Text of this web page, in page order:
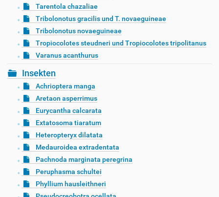
Tarentola chazaliae
Tribolonotus gracilis und T. novaeguineae
Tribolonotus novaeguineae
Tropiocolotes steudneri und Tropiocolotes tripolitanus
Varanus acanthurus
Insekten
Achrioptera manga
Aretaon asperrimus
Eurycantha calcarata
Extatosoma tiaratum
Heteropteryx dilatata
Medauroidea extradentata
Pachnoda marginata peregrina
Peruphasma schultei
Phyllium hausleithneri